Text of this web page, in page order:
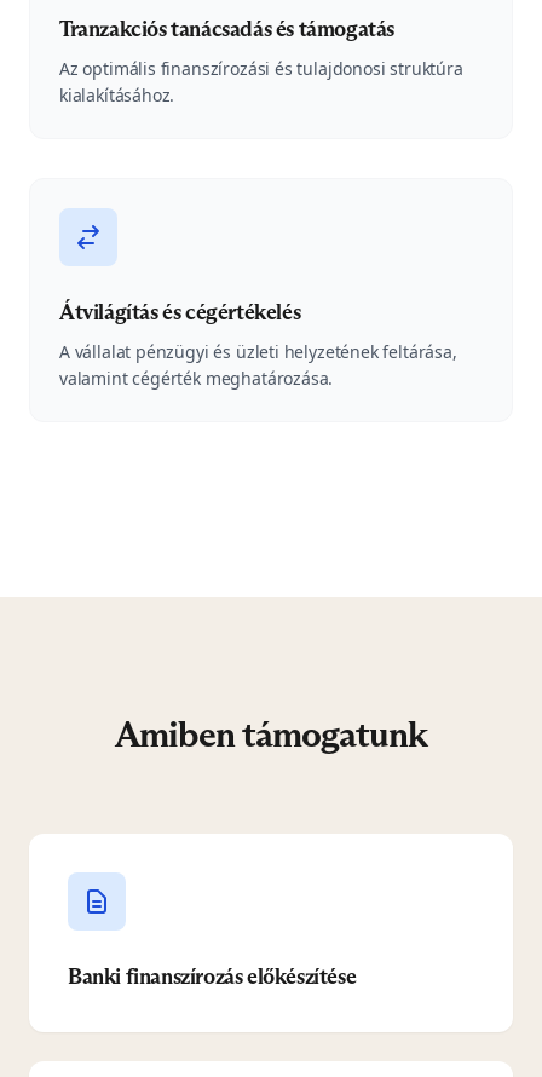
Tranzakciós tanácsadás és támogatás
Az optimális finanszírozási és tulajdonosi struktúra
kialakításához.
Átvilágítás és cégértékelés
A vállalat pénzügyi és üzleti helyzetének feltárása,
valamint cégérték meghatározása.
Amiben támogatunk
Banki finanszírozás előkészítése